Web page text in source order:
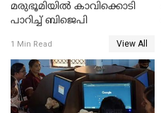
മരുഭൂമിയില്‍ കാവിക്കൊടി
പാറിച്ച് ബിജെപി
1 Min Read View All